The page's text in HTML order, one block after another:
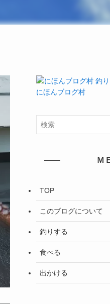
にほんブログ村
Ｍ
TOP
このブログについて
釣りする
食べる
出かける